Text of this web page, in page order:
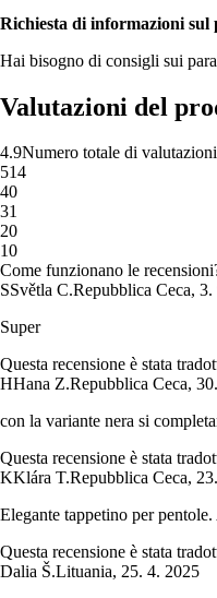
Richiesta di informazioni sul
Hai bisogno di consigli sui
Valutazioni del
4.9Numero totale di valutazioni
514
40
31
20
10
Come funzionano le
SSvětla C.Repubblica Ceca, 3.
Super
Questa recensione è stata
HHana Z.Repubblica Ceca,
con la variante nera si
Questa recensione è stata
KKlára T.Repubblica Ceca,
Elegante tappetino per pentole.
Questa recensione è stata
Dalia Š.Lituania, 25. 4. 2025